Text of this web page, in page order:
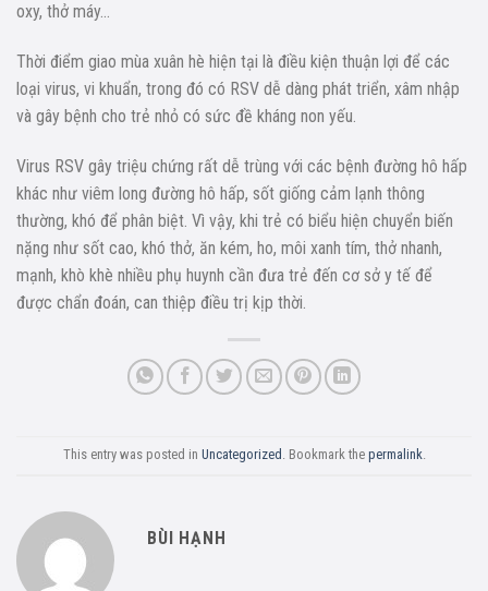
oxy, thở máy…
Thời điểm giao mùa xuân hè hiện tại là điều kiện thuận lợi để các
loại virus, vi khuẩn, trong đó có RSV dễ dàng phát triển, xâm nhập
và gây bệnh cho trẻ nhỏ có sức đề kháng non yếu.
Virus RSV gây triệu chứng rất dễ trùng với các bệnh đường hô hấp
khác như viêm long đường hô hấp, sốt giống cảm lạnh thông
thường, khó để phân biệt. Vì vậy, khi trẻ có biểu hiện chuyển biến
nặng như sốt cao, khó thở, ăn kém, ho, môi xanh tím, thở nhanh,
mạnh, khò khè nhiều phụ huynh cần đưa trẻ đến cơ sở y tế để
được chẩn đoán, can thiệp điều trị kịp thời.
This entry was posted in Uncategorized . Bookmark the permalink
BÙI HẠNH